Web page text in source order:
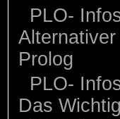
PLO-
Alternativer
Prolog
PLO-
Das